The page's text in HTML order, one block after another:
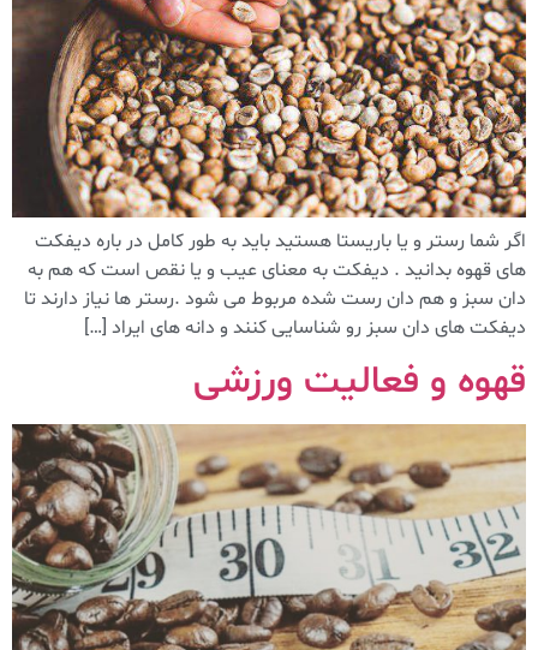
اگر شما رستر و یا باریستا هستید باید به طور کامل در باره دیفکت
های قهوه بدانید . دیفکت به معنای عیب و یا نقص است که هم به
دان سبز و هم دان رست شده مربوط می شود .رستر ها نیاز دارند تا
دیفکت های دان سبز رو شناسایی کنند و دانه های ایراد […]
قهوه و فعالیت ورزشی